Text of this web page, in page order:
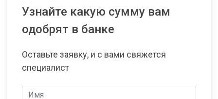
Узнайте какую сумму вам
одобрят в банке
Оставьте заявку, и с вами свяжется
специалист